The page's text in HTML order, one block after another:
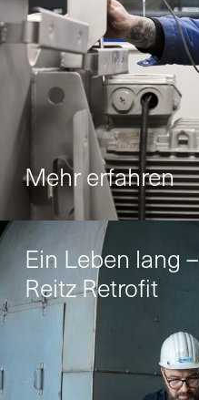
Mehr erfahren
Ein Leben lang –
Reitz Retrofit